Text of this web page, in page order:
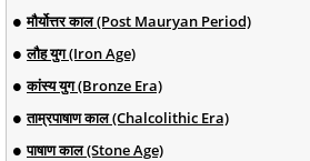
मौर्योत्तर काल (Post Mauryan Period)
लौह युग (Iron Age)
कांस्य युग (Bronze Era)
ताम्रपाषाण काल (Chalcolithic Era)
पाषाण काल (Stone Age)